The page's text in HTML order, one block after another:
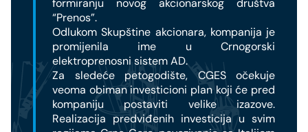
formiranju novog akcionarskog društva
“Prenos”.
Odlukom Skupštine akcionara, kompanija je
promijenila ime u Crnogorski
elektroprenosni sistem AD.
Za sledeće petogodište, CGES očekuje
veoma obiman investicioni plan koji će pred
kompaniju postaviti velike izazove.
Realizacija predviđenih investicija u svim